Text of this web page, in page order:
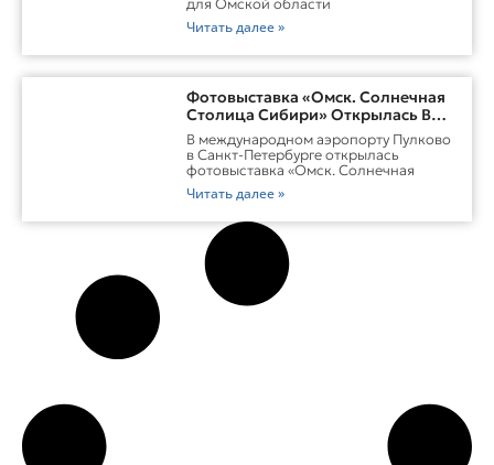
Читать далее »
Фотовыставка «Омск. Солнечная
Столица Сибири» Открылась В
Пулково
В международном аэропорту Пулково
в Санкт-Петербурге открылась
фотовыставка «Омск. Солнечная
Читать далее »